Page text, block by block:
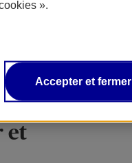
».
Accepter et fermer
et